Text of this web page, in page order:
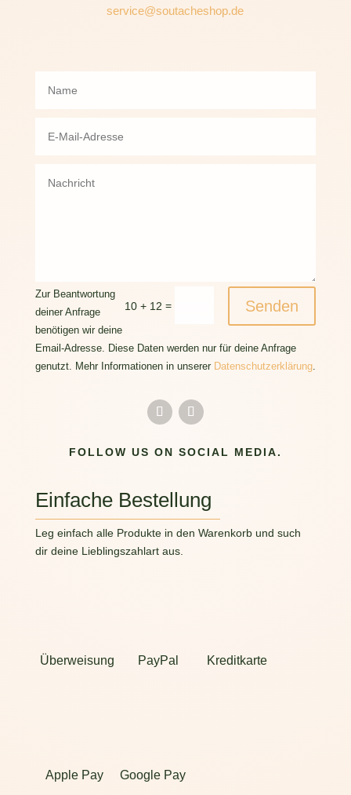
service@soutacheshop.de
10 + 12 = Senden
Zur Beantwortung
deiner Anfrage
benötigen wir deine
Email-Adresse. Diese Daten werden nur für deine Anfrage
genutzt. Mehr Informationen in unserer Datenschutzerklärung.
FOLLOW US ON SOCIAL MEDIA.
Einfache Bestellung
Leg einfach alle Produkte in den Warenkorb und such
dir deine Lieblingszahlart aus.
Überweisung PayPal Kreditkarte
Apple Pay Google Pay